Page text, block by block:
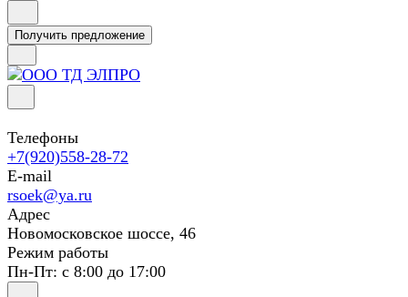
Получить предложение
Телефоны
+7(920)558-28-72
E-mail
rsoek@ya.ru
Адрес
Новомосковское шоссе, 46
Режим работы
Пн-Пт: с 8:00 до 17:00